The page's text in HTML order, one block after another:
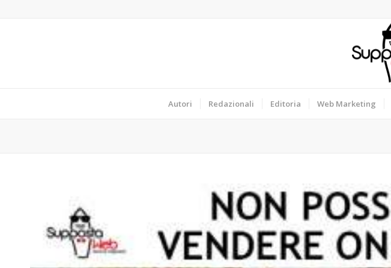
Autori Redazionali Editoria Web Marketing